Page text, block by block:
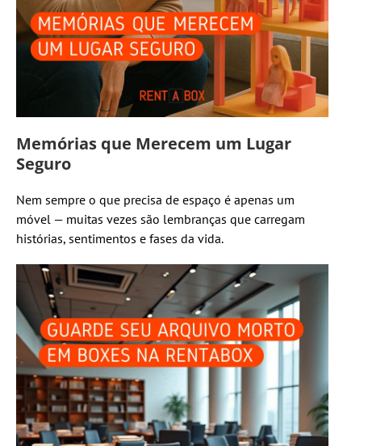
Memórias que Merecem um Lugar
Seguro
Nem sempre o que precisa de espaço é apenas um
móvel — muitas vezes são lembranças que carregam
histórias, sentimentos e fases da vida.